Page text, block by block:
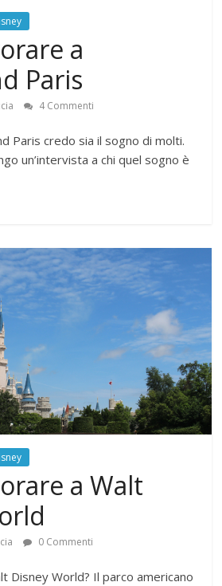
a
Paris
4 Commenti
Paris credo sia il sogno di molti.
un’intervista a chi quel sogno è
a Walt
0 Commenti
Disney World? Il parco americano